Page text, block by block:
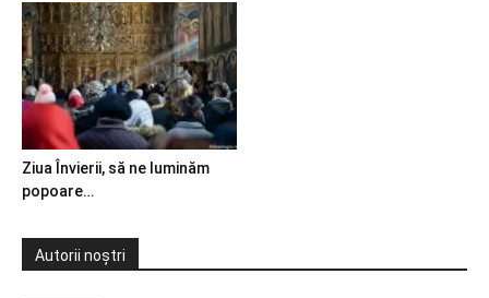
Ziua Învierii, să ne luminăm
popoare…
Autorii noștri